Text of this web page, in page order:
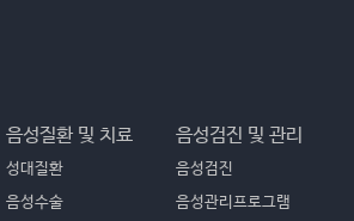
음성질환 및 치료
성대질환
음성수술
음성검진 및 관리
음성검진
음성관리프로그램